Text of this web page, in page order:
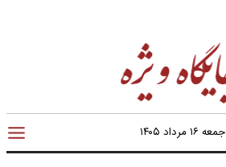
جمعه ۱۶ مرداد ۱۴۰۵